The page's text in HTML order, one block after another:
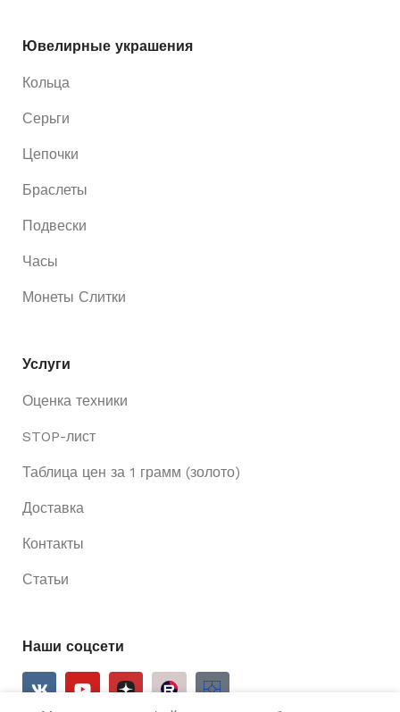
Ювелирные украшения
Кольца
Серьги
Цепочки
Браслеты
Подвески
Часы
Монеты Слитки
Услуги
Оценка техники
STOP-лист
Таблица цен за 1 грамм (золото)
Доставка
Контакты
Статьи
Наши соцсети